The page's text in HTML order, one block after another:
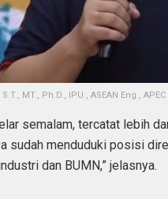
MT., Ph.D., IPU., ASEAN Eng.,
semalam, tercatat lebih
sudah menduduki posisi
dan BUMN,” jelasnya.